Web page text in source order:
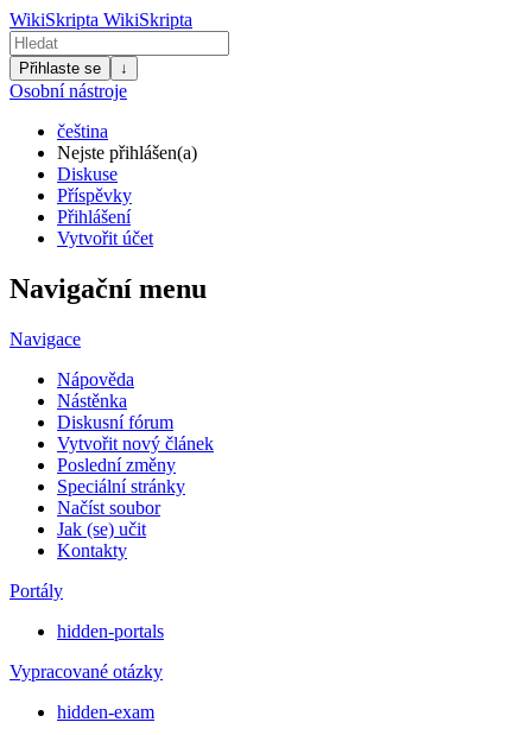
WikiSkripta WikiSkripta
Přihlaste se ↓
Osobní nástroje
čeština
Nejste přihlášen(a)
Diskuse
Příspěvky
Přihlášení
Vytvořit účet
Navigační menu
Navigace
Nápověda
Nástěnka
Diskusní fórum
Vytvořit nový článek
Poslední změny
Speciální stránky
Načíst soubor
Jak (se) učit
Kontakty
Portály
hidden-portals
Vypracované otázky
hidden-exam